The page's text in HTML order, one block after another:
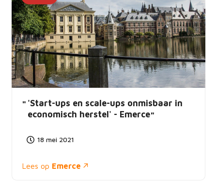
'Start-ups en scale-ups onmisbaar in
economisch herstel' - Emerce
18 mei 2021
Lees op Emerce